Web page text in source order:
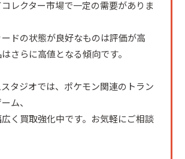
レクター市場で一定の需要がありま
ドの状態が良好なものは評価が高
さらに高値となる傾向です。
スタジオでは、ポケモン関連のトラン
ム、
く買取強化中です。お気軽にご相談